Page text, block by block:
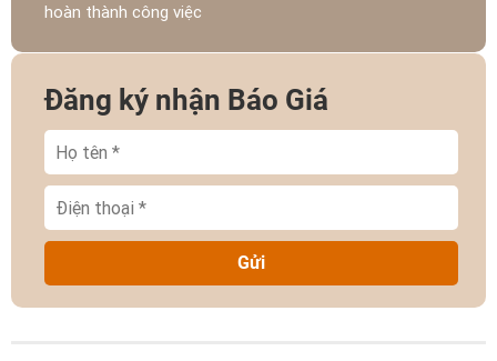
hoàn thành công việc
Đăng ký nhận Báo Giá
Gửi